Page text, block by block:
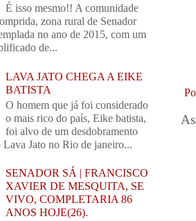
É isso mesmo!! A comunidade
zona rural de Senador
no ano de 2015, com um
de...
LAVA JATO CHEGA A EIKE
BATISTA
O homem que já foi considerado
o mais rico do país, Eike batista,
foi alvo de um desdobramento
Lava Jato no Rio de janeiro...
SENADOR SÁ | FRANCISCO
XAVIER DE MESQUITA, SE
VIVO, COMPLETARIA 86
ANOS HOJE(26).